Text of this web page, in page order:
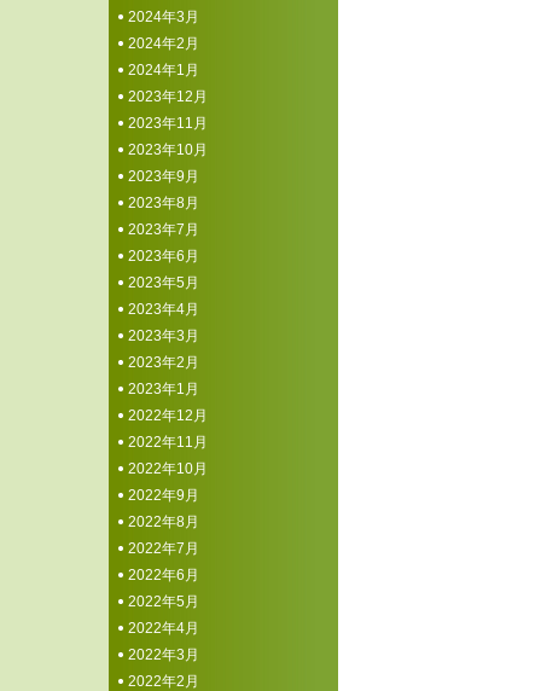
2024年3月
2024年2月
2024年1月
2023年12月
2023年11月
2023年10月
2023年9月
2023年8月
2023年7月
2023年6月
2023年5月
2023年4月
2023年3月
2023年2月
2023年1月
2022年12月
2022年11月
2022年10月
2022年9月
2022年8月
2022年7月
2022年6月
2022年5月
2022年4月
2022年3月
2022年2月